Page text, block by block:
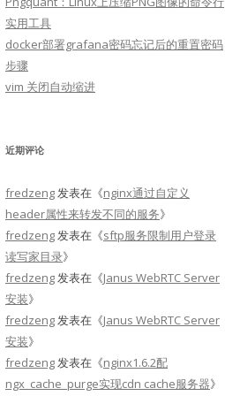
实用工具
docker部署grafana密码忘记后的重置密码
步骤
vim 关闭自动缩进
近期评论
fredzeng发表在《nginx通过自定义
header属性来转发不同的服务》
fredzeng发表在《sftp服务限制用户登录
读写家目录》
fredzeng发表在《Janus WebRTC Server
安装》
fredzeng发表在《Janus WebRTC Server
安装》
fredzeng发表在《nginx1.6.2配
ngx_cache_purge实现cdn cache服务器》